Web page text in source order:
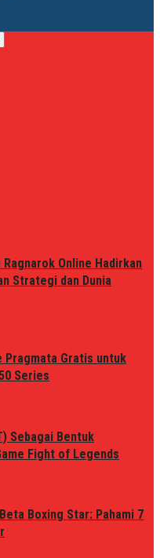
Ragnarok Online Hadirkan
Strategi dan Dunia
Pragmata Gratis untuk
Series
Sebagai Bentuk
Fight of Legends
Boxing Star: Pahami 7